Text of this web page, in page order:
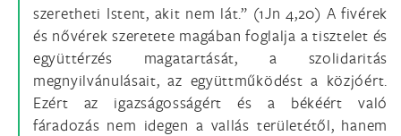
szeretheti Istent, akit nem lát.” (1Jn 4,20) A fivérek
és nővérek szeretete magában foglalja a tisztelet és
együttérzés magatartását, a szolidaritás
megnyilvánulásait, az együttműködést a közjóért.
Ezért az igazságosságért és a békéért való
fáradozás nem idegen a vallás területétől, hanem